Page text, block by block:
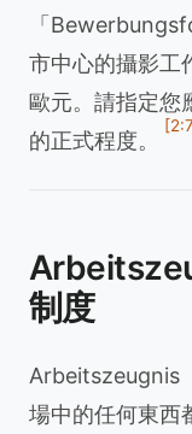
「
市中心的攝影工
歐元。請指定您
的正式程度。
制度
Arbeitszeugnis
場中的任何東西